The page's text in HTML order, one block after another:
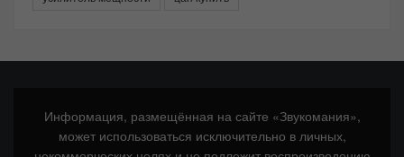
Информация, размещённая на сайте «Звукомания»,
может использоваться исключительно в личных,